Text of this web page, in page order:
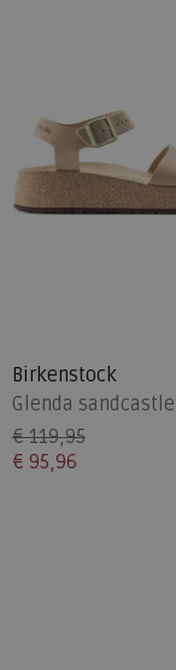
Birkenstock
Glenda sandcastle
€ 119,95
€ 95,96